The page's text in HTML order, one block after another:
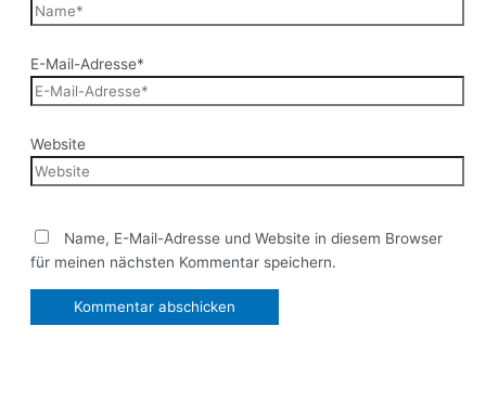
E-Mail-Adresse*
Website
Name, E-Mail-Adresse und Website in diesem Browser
für meinen nächsten Kommentar speichern.